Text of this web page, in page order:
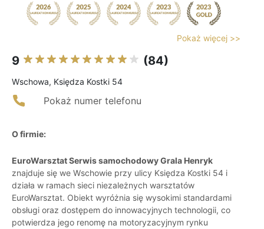
Pokaż więcej >>
9 (84)
Wschowa, Księdza Kostki 54
Pokaż numer telefonu
O firmie:
EuroWarsztat Serwis samochodowy Grala Henryk
znajduje się we Wschowie przy ulicy Księdza Kostki 54 i
działa w ramach sieci niezależnych warsztatów
EuroWarsztat. Obiekt wyróżnia się wysokimi standardami
obsługi oraz dostępem do innowacyjnych technologii, co
potwierdza jego renomę na motoryzacyjnym rynku